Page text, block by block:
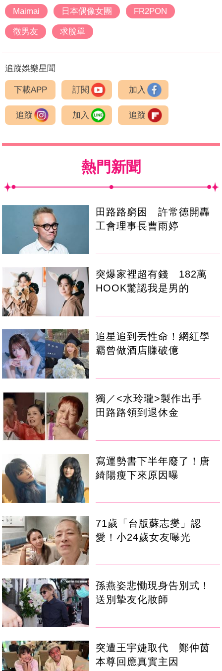
Maimai
日本偶像女團 FR2PON
徵男友 求脫單
追蹤娛樂星聞
下載APP 訂閱 加入
追蹤 加入 追蹤
熱門新聞
田路路窮困 許常德開轟
工會理事長曹雨婷
突爆家裡超有錢 182萬
HOOK驚認我是男的
追星追到丟性命！網紅學
霸曾做酒店賺破億
獨／<水玲瓏>製作出手
田路路領到退休金
寫運勢書下半年廢了！唐
綺陽瘦下來原因曝
71歲「台版蘇志燮」認
愛！小24歲女友曝光
孫燕姿悲慟現身告別式！
送別摯友化妝師
突遭王宇婕取代 鄭仲茵
本尊回應真實主因